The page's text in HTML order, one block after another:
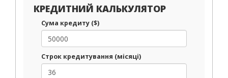
КРЕДИТНИЙ КАЛЬКУЛЯТОР
Сума кредиту ($)
Строк кредитування (місяці)